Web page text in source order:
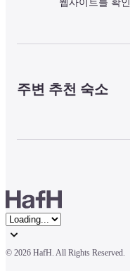
웹사이트를 확
주변 추천 숙소
© 2026 HafH. All Rights Reserved.